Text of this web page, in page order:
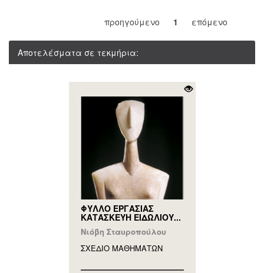
προηγούμενο 1 επόμενο
Αποτελέσματα σε τεκμήρια:
ΦΥΛΛΟ ΕΡΓΑΣΙΑΣ
ΚΑΤΑΣΚΕΥΗ ΕΙΔΩΛΙΟΥ...
Νιόβη Σταυροπούλου
ΣΧΕΔΙΟ ΜΑΘΗΜAΤΩΝ